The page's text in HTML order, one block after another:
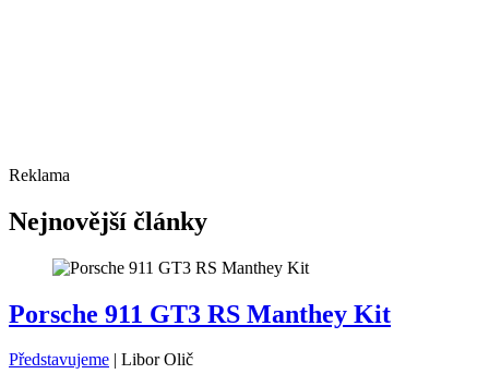
Reklama
Nejnovější články
Porsche 911 GT3 RS Manthey Kit
Představujeme | Libor Olič